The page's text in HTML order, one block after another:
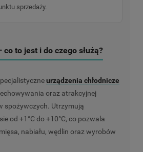
sprzedaży.
co to jest i do czego służą?
urządzenia chłodnicze
oraz atrakcyjnej
spożywczych. Utrzymują
od +1°C do +10°C, co pozwala
nabiału, wędlin oraz wyrobów